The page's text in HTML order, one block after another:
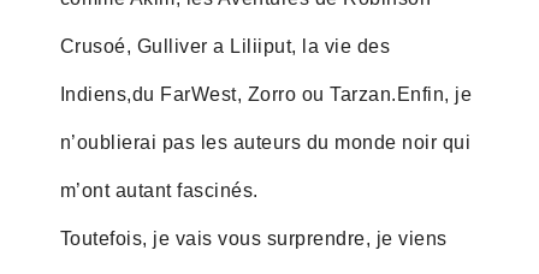
Crusoé, Gulliver a Liliiput, la vie des
Indiens,du FarWest, Zorro ou Tarzan.Enfin, je
n’oublierai pas les auteurs du monde noir qui
m’ont autant fascinés.
Toutefois, je vais vous surprendre, je viens